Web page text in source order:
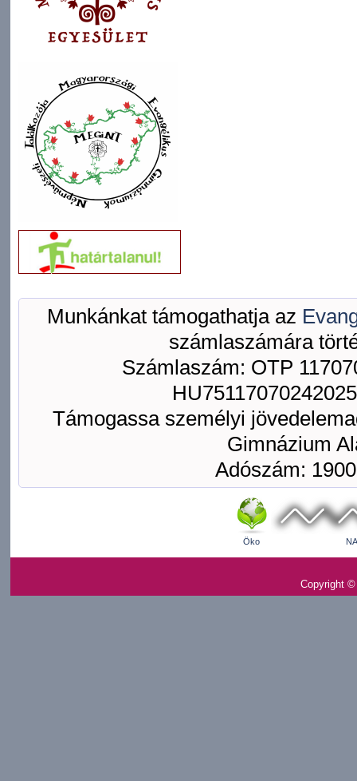
Munkánkat támogathatja az
számlaszámára
Számlaszám: OTP
Támogassa személyi
Gimnázium
Adószám:
Öko
Copyright